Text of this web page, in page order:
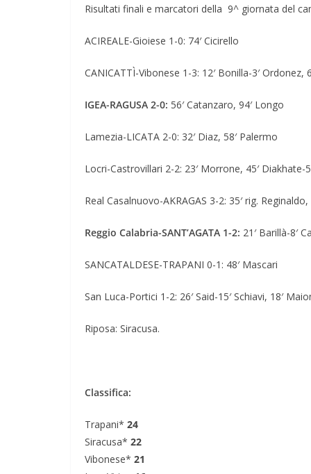
Risultati finali e marcatori della 9^ giornata del
ACIREALE-Gioiese 1-0: 74′ Cicirello
CANICATTÌ-Vibonese 1-3: 12′ Bonilla-3′ Ordonez,
IGEA-RAGUSA 2-0: 56′ Catanzaro, 94′ Longo
Lamezia-LICATA 2-0: 32′ Diaz, 58′ Palermo
Locri-Castrovillari 2-2: 23′ Morrone, 45′ Diakhate-
Real Casalnuovo-AKRAGAS 3-2: 35′ rig.
Reggio Calabria-SANT’AGATA 1-2: 21′ Barillà-8′
SANCATALDESE-TRAPANI 0-1: 48′ Mascari
San Luca-Portici 1-2: 26′ Said-15′ Schiavi, 18′
Riposa: Siracusa.
Classifica:
Trapani* 24
Siracusa* 22
Vibonese* 21